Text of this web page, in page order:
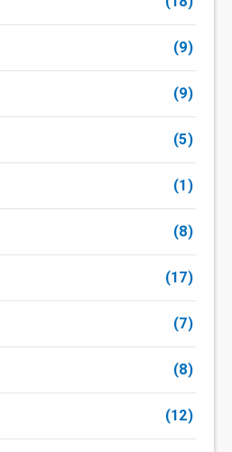
(9)
(9)
(5)
(1)
(8)
(17)
(7)
(8)
(12)